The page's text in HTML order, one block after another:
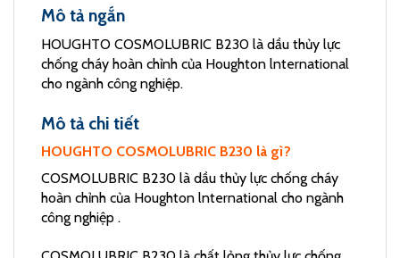
Mô tả ngắn
HOUGHTO COSMOLUBRIC B230 là dầu thủy lực
chống cháy hoàn chỉnh của Houghton lnternational
cho ngành công nghiệp.
Mô tả chi tiết
HOUGHTO COSMOLUBRIC B230 là gì?
COSMOLUBRIC B230 là dầu thủy lực chống cháy
hoàn chỉnh của Houghton lnternational cho ngành
công nghiệp .